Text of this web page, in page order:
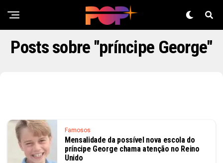
Posts sobre "príncipe George"
Famosos
Mensalidade da possível nova escola do
príncipe George chama atenção no Reino
Unido